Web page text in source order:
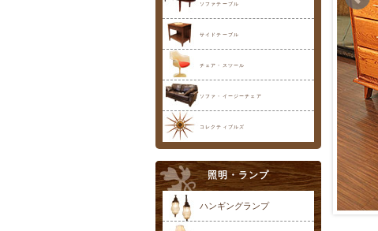
ソファテーブル
サイドテーブル
チェア・スツール
ソファ・イージーチェア
コレクティブルズ
照明・ランプ
ハンギングランプ